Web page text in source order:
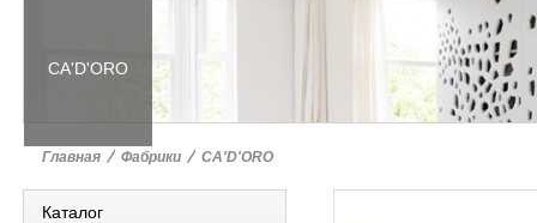
CA'D'ORO
Главная > Фабрики > CA'D'ORO
Каталог